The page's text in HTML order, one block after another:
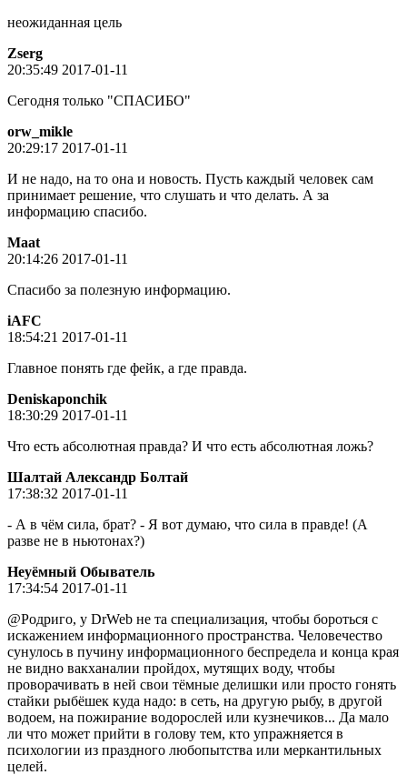
неожиданная цель
Zserg
20:35:49 2017-01-11
Сегодня только "СПАСИБО"
orw_mikle
20:29:17 2017-01-11
И не надо, на то она и новость. Пусть каждый человек сам
принимает решение, что слушать и что делать. А за
информацию спасибо.
Maat
20:14:26 2017-01-11
Спасибо за полезную информацию.
iAFC
18:54:21 2017-01-11
Главное понять где фейк, а где правда.
Deniskaponchik
18:30:29 2017-01-11
Что есть абсолютная правда? И что есть абсолютная ложь?
Шалтай Александр Болтай
17:38:32 2017-01-11
- А в чём сила, брат? - Я вот думаю, что сила в правде! (А
разве не в ньютонах?)
Неуёмный Обыватель
17:34:54 2017-01-11
@Родриго, у DrWeb не та специализация, чтобы бороться с
искажением информационного пространства. Человечество
сунулось в пучину информационного беспредела и конца края
не видно вакханалии пройдох, мутящих воду, чтобы
проворачивать в ней свои тёмные делишки или просто гонять
стайки рыбёшек куда надо: в сеть, на другую рыбу, в другой
водоем, на пожирание водорослей или кузнечиков... Да мало
ли что может прийти в голову тем, кто упражняется в
психологии из праздного любопытства или меркантильных
целей.